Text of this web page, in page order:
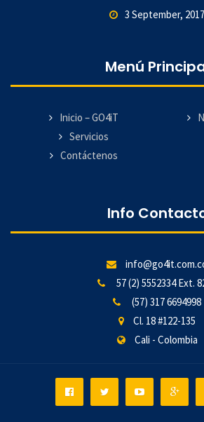
3 September, 2017
Menú
Inicio – GO4iT
Servicios
Contáctenos
Info
57 (2) 5552334 Ext.
(57) 317 6694998
Cl. 18 #122-135
Cali - Colombia